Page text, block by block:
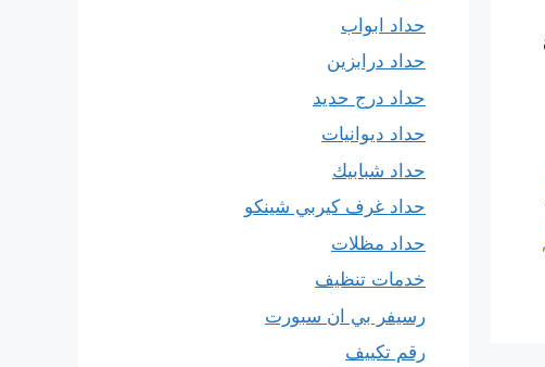
,
حداد ابواب
حداد درابزين
حداد درج حديد
حداد ديوانيات
حداد شبابيك
حداد غرف كيربي شينكو
حداد مظلات
خدمات تنظيف
رسيفر بي ان سبورت
رقم تكييف